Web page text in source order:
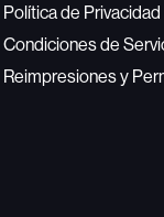
Política de Privacidad
Condiciones de
Reimpresiones y